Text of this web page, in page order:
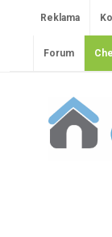
Reklama
Forum